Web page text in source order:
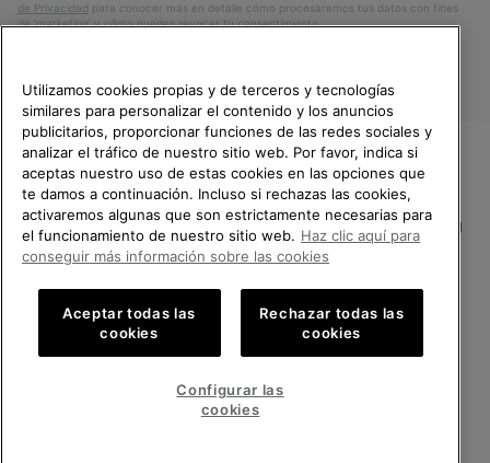
de Privacidad para conocer más en detalle cómo procesaremos tus datos con fines
de ’marketing’ y cómo puedes revocar tu consentimiento.
España
Política de Privacidad Condiciones De Uso Terminos de Venta
Cookies Impressum Public CBCR
Servicio al cliente: Lu. - Vi. de 9:00 a 13:00 y de 14:00 a 18:00
TE DAMOS LA BIENVENIDA A
SOREL.
POR FAVOR, SELECCIONA TU
PAÍS.
Compras en línea disponibles
United States
Utilizamos cookies propias y de terceros y tecnologías
similares para personalizar el contenido y los anuncios
publicitarios, proporcionar funciones de las redes sociales y
analizar el tráfico de nuestro sitio web. Por favor, indica si
aceptas nuestro uso de estas cookies en las opciones que
te damos a continuación. Incluso si rechazas las cookies,
activaremos algunas que son estrictamente necesarias para
el funcionamiento de nuestro sitio web. Haz clic aquí para
conseguir más información sobre las cookies
Aceptar todas las
cookies
Rechazar todas las
cookies
Configurar las
cookies